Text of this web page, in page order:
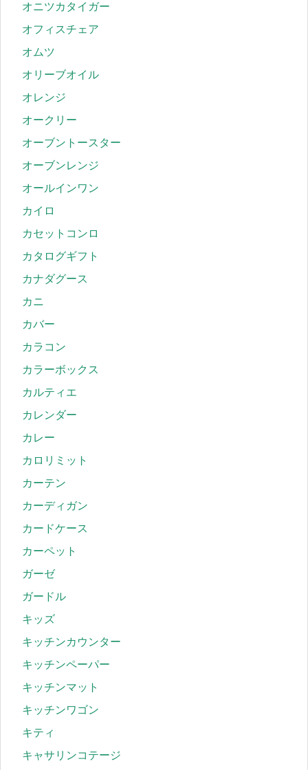
オニツカタイガー
オフィスチェア
オムツ
オリーブオイル
オレンジ
オークリー
オーブントースター
オーブンレンジ
オールインワン
カイロ
カセットコンロ
カタログギフト
カナダグース
カニ
カバー
カラコン
カラーボックス
カルティエ
カレンダー
カレー
カロリミット
カーテン
カーディガン
カードケース
カーペット
ガーゼ
ガードル
キッズ
キッチンカウンター
キッチンペーパー
キッチンマット
キッチンワゴン
キティ
キャサリンコテージ